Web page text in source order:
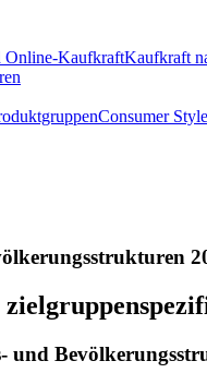
Online-KaufkraftKaufkraft
Consumer
und